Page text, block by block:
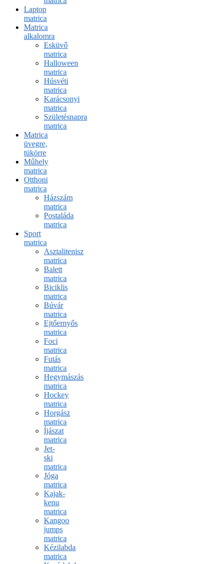
Laptop
matrica
Matrica
alkalomra
Esküvő
matrica
Halloween
matrica
Húsvéti
matrica
Karácsonyi
matrica
Születésnapra
matrica
Matrica
üvegre,
tükörre
Műhely
matrica
Otthoni
matrica
Házszám
matrica
Postaláda
matrica
Sport
matrica
Asztalitenisz
matrica
Balett
matrica
Biciklis
matrica
Búvár
matrica
Ejtőernyős
matrica
Foci
matrica
Futás
matrica
Hegymászás
matrica
Hockey
matrica
Horgász
matrica
Íjászat
matrica
Jet-
ski
matrica
Jóga
matrica
Kajak-
kenu
matrica
Kangoo
jumps
matrica
Kézilabda
matrica